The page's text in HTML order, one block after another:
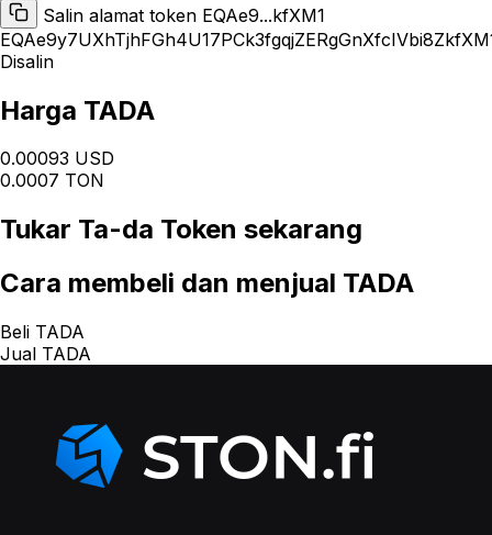
Salin alamat token EQAe9...kfXM1
Disalin
Harga TADA
0.00093 USD
0.0007 TON
Tukar Ta-da Token sekarang
Cara membeli dan menjual TADA
Beli TADA
Jual TADA